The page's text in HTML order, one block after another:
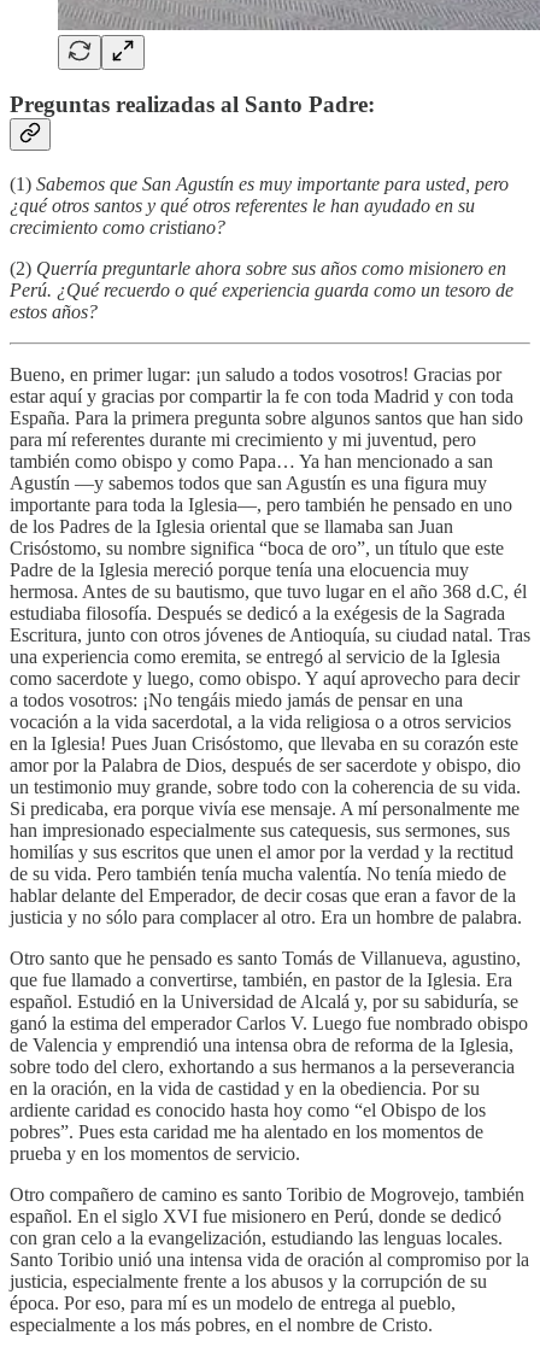
Preguntas realizadas al Santo Padre:
(1) Sabemos que San Agustín es muy importante para usted, pero
¿qué otros santos y qué otros referentes le han ayudado en su
crecimiento como cristiano?
(2) Querría preguntarle ahora sobre sus años como misionero en
Perú. ¿Qué recuerdo o qué experiencia guarda como un tesoro de
estos años?
Bueno, en primer lugar: ¡un saludo a todos vosotros! Gracias por
estar aquí y gracias por compartir la fe con toda Madrid y con toda
España. Para la primera pregunta sobre algunos santos que han sido
para mí referentes durante mi crecimiento y mi juventud, pero
también como obispo y como Papa… Ya han mencionado a san
Agustín —y sabemos todos que san Agustín es una figura muy
importante para toda la Iglesia—, pero también he pensado en uno
de los Padres de la Iglesia oriental que se llamaba san Juan
Crisóstomo, su nombre significa “boca de oro”, un título que este
Padre de la Iglesia mereció porque tenía una elocuencia muy
hermosa. Antes de su bautismo, que tuvo lugar en el año 368 d.C, él
estudiaba filosofía. Después se dedicó a la exégesis de la Sagrada
Escritura, junto con otros jóvenes de Antioquía, su ciudad natal. Tras
una experiencia como eremita, se entregó al servicio de la Iglesia
como sacerdote y luego, como obispo. Y aquí aprovecho para decir
a todos vosotros: ¡No tengáis miedo jamás de pensar en una
vocación a la vida sacerdotal, a la vida religiosa o a otros servicios
en la Iglesia! Pues Juan Crisóstomo, que llevaba en su corazón este
amor por la Palabra de Dios, después de ser sacerdote y obispo, dio
un testimonio muy grande, sobre todo con la coherencia de su vida.
Si predicaba, era porque vivía ese mensaje. A mí personalmente me
han impresionado especialmente sus catequesis, sus sermones, sus
homilías y sus escritos que unen el amor por la verdad y la rectitud
de su vida. Pero también tenía mucha valentía. No tenía miedo de
hablar delante del Emperador, de decir cosas que eran a favor de la
justicia y no sólo para complacer al otro. Era un hombre de palabra.
Otro santo que he pensado es santo Tomás de Villanueva, agustino,
que fue llamado a convertirse, también, en pastor de la Iglesia. Era
español. Estudió en la Universidad de Alcalá y, por su sabiduría, se
ganó la estima del emperador Carlos V. Luego fue nombrado obispo
de Valencia y emprendió una intensa obra de reforma de la Iglesia,
sobre todo del clero, exhortando a sus hermanos a la perseverancia
en la oración, en la vida de castidad y en la obediencia. Por su
ardiente caridad es conocido hasta hoy como “el Obispo de los
pobres”. Pues esta caridad me ha alentado en los momentos de
prueba y en los momentos de servicio.
Otro compañero de camino es santo Toribio de Mogrovejo, también
español. En el siglo XVI fue misionero en Perú, donde se dedicó
con gran celo a la evangelización, estudiando las lenguas locales.
Santo Toribio unió una intensa vida de oración al compromiso por la
justicia, especialmente frente a los abusos y la corrupción de su
época. Por eso, para mí es un modelo de entrega al pueblo,
especialmente a los más pobres, en el nombre de Cristo.